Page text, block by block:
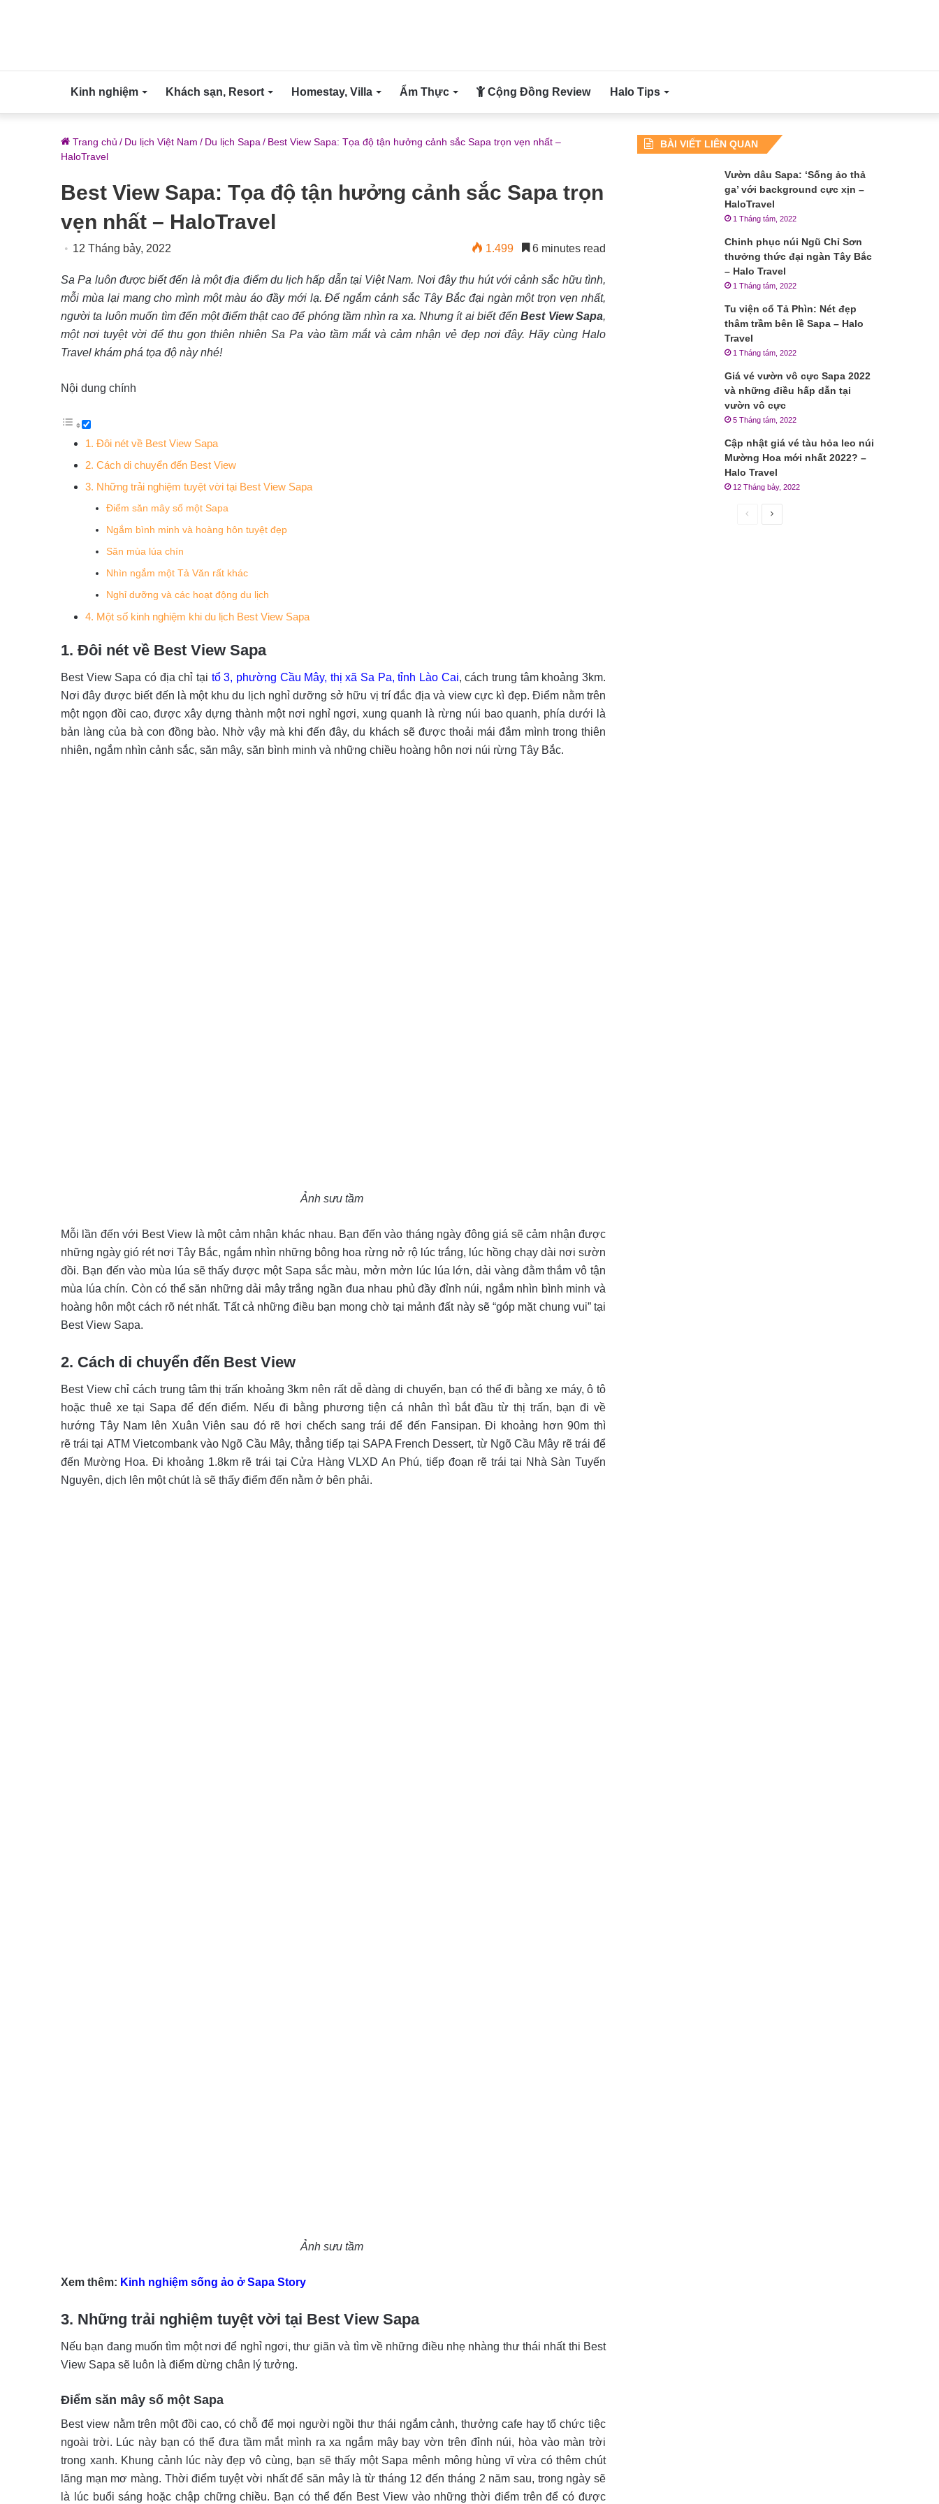
Kinh nghiệm Khách sạn, Resort Homestay, Villa Ẩm Thực Cộng Đồng Review Halo Tips
Trang chủ / Du lịch Việt Nam / Du lịch Sapa / Best View Sapa: Tọa độ tận hưởng cảnh sắc Sapa trọn vẹn nhất –
HaloTravel
Best View Sapa: Tọa độ tận hưởng cảnh sắc Sapa trọn
vẹn nhất – HaloTravel
12 Tháng bảy, 2022 1.499 6 minutes read
Sa Pa luôn được biết đến là một địa điểm du lịch hấp dẫn tại Việt Nam. Nơi đây thu hút với cảnh sắc hữu tình,
mỗi mùa lại mang cho mình một màu áo đầy mới lạ. Để ngắm cảnh sắc Tây Bắc đại ngàn một trọn vẹn nhất,
người ta luôn muốn tìm đến một điểm thật cao để phóng tầm nhìn ra xa. Nhưng ít ai biết đếnBest View Sapa,
một nơi tuyệt vời để thu gọn thiên nhiên Sa Pa vào tầm mắt và cảm nhận vẻ đẹp nơi đây. Hãy cùng Halo
Travel khám phá tọa độ này nhé!
Nội dung chính
1. Đôi nét về Best View Sapa
2. Cách di chuyển đến Best View
3. Những trải nghiệm tuyệt vời tại Best View Sapa
Điểm săn mây số một Sapa
Ngắm bình minh và hoàng hôn tuyệt đẹp
Săn mùa lúa chín
Nhìn ngắm một Tả Văn rất khác
Nghỉ dưỡng và các hoạt động du lịch
4. Một số kinh nghiệm khi du lịch Best View Sapa
1. Đôi nét về Best View Sapa
Best View Sapa có địa chỉ tại tổ 3, phường Cầu Mây, thị xã Sa Pa, tỉnh Lào Cai, cách trung tâm khoảng 3km.
Nơi đây được biết đến là một khu du lịch nghỉ dưỡng sở hữu vị trí đắc địa và view cực kì đẹp. Điểm nằm trên
một ngọn đồi cao, được xây dựng thành một nơi nghỉ ngơi, xung quanh là rừng núi bao quanh, phía dưới là
bản làng của bà con đồng bào. Nhờ vậy mà khi đến đây, du khách sẽ được thoải mái đắm mình trong thiên
nhiên, ngắm nhìn cảnh sắc, săn mây, săn bình minh và những chiều hoàng hôn nơi núi rừng Tây Bắc.
Ảnh sưu tầm
Mỗi lần đến với Best View là một cảm nhận khác nhau. Bạn đến vào tháng ngày đông giá sẽ cảm nhận được
những ngày gió rét nơi Tây Bắc, ngắm nhìn những bông hoa rừng nở rộ lúc trắng, lúc hồng chạy dài nơi sườn
đồi. Bạn đến vào mùa lúa sẽ thấy được một Sapa sắc màu, mởn mởn lúc lúa lớn, dải vàng đằm thắm vô tận
mùa lúa chín. Còn có thể săn những dải mây trắng ngần đua nhau phủ đầy đỉnh núi, ngắm nhìn bình minh và
hoàng hôn một cách rõ nét nhất. Tất cả những điều bạn mong chờ tại mảnh đất này sẽ “góp mặt chung vui” tại
Best View Sapa.
2. Cách di chuyển đến Best View
Best View chỉ cách trung tâm thị trấn khoảng 3km nên rất dễ dàng di chuyển, bạn có thể đi bằng xe máy, ô tô
hoặc thuê xe tại Sapa để đến điểm. Nếu đi bằng phương tiện cá nhân thì bắt đầu từ thị trấn, bạn đi về
hướng Tây Nam lên Xuân Viên sau đó rẽ hơi chếchsang trái để đến Fansipan. Đi khoảng hơn 90m thì
rẽ trái tại ATM Vietcombank vào Ngõ Cầu Mây, thẳng tiếp tại SAPA French Dessert, từ Ngõ Cầu Mây rẽ trái để
đến Mường Hoa. Đi khoảng 1.8km rẽ trái tại Cửa Hàng VLXD An Phú, tiếp đoạn rẽ trái tại Nhà Sàn Tuyến
Nguyên, dịch lên một chút là sẽ thấy điểm đến nằm ở bên phải.
Ảnh sưu tầm
Xem thêm: Kinh nghiệm sống ảo ở Sapa Story
3. Những trải nghiệm tuyệt vời tại Best View Sapa
Nếu bạn đang muốn tìm một nơi để nghỉ ngơi, thư giãn và tìm về những điều nhẹ nhàng thư thái nhất thi Best
View Sapa sẽ luôn là điểm dừng chân lý tưởng.
Điểm săn mây số một Sapa
Best view nằm trên một đồi cao, có chỗ để mọi người ngồi thư thái ngắm cảnh, thưởng cafe hay tổ chức tiệc
ngoài trời. Lúc này bạn có thể đưa tầm mắt mình ra xa ngắm mây bay vờn trên đỉnh núi, hòa vào màn trời
trong xanh. Khung cảnh lúc này đẹp vô cùng, bạn sẽ thấy một Sapa mênh mông hùng vĩ vừa có thêm chút
lãng mạn mơ màng. Thời điểm tuyệt vời nhất để săn mây là từ tháng 12 đến tháng 2 năm sau, trong ngày sẽ
là lúc buổi sáng hoặc chập chững chiều. Bạn có thể đến Best View vào những thời điểm trên để có được
BÀI VIẾT LIÊN QUAN
Vườn dâu Sapa: ‘Sống ảo thả
ga’ với background cực xịn –
HaloTravel
1 Tháng tám, 2022
Chinh phục núi Ngũ Chỉ Sơn
thưởng thức đại ngàn Tây Bắc
– Halo Travel
1 Tháng tám, 2022
Tu viện cổ Tả Phìn: Nét đẹp
thâm trầm bên lề Sapa – Halo
Travel
1 Tháng tám, 2022
Giá vé vườn vô cực Sapa 2022
và những điều hấp dẫn tại
vườn vô cực
5 Tháng tám, 2022
Cập nhật giá vé tàu hỏa leo núi
Mường Hoa mới nhất 2022? –
Halo Travel
12 Tháng bảy, 2022
Trang